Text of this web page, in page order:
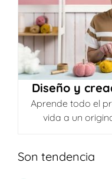
Diseño y
Aprende todo el
vida a un
Son tendencia